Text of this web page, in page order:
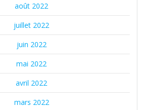
août 2022
juillet 2022
juin 2022
mai 2022
avril 2022
mars 2022